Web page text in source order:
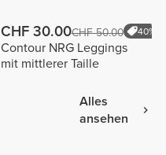
CHF 30.00CHF 50.00 40%
Contour NRG Leggings
mit mittlerer Taille
Alles
ansehen